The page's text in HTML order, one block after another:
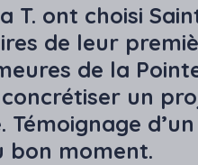
T. ont choisi
de leur
de la
un
bon moment.